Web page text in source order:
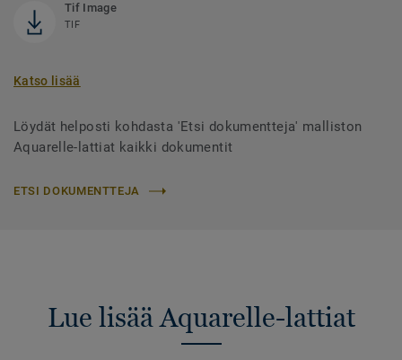
Tif Image
TIF
Katso lisää
Löydät helposti kohdasta 'Etsi dokumentteja' malliston
Aquarelle-lattiat kaikki dokumentit
ETSI DOKUMENTTEJA
Lue lisää Aquarelle-lattiat